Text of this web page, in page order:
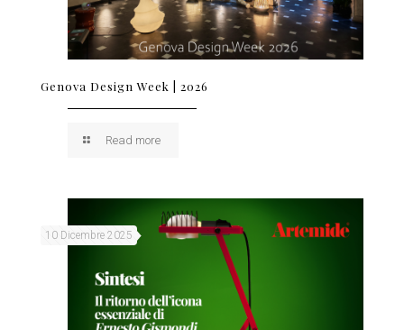
Genova Design Week | 2026
Read more
10 Dicembre 2025